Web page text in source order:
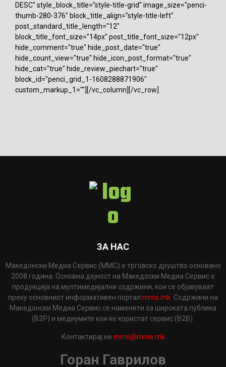
DESC" style_block_title="style-title-grid" image_size="penci-
thumb-280-376" block_title_align="style-title-left"
post_standard_title_length="12"
block_title_font_size="14px" post_title_font_size="12px"
hide_comment="true" hide_post_date="true"
hide_count_view="true" hide_icon_post_format="true"
hide_cat="true" hide_review_piechart="true"
block_id="penci_grid_1-1608288871906"
custom_markup_1=""][/vc_column][/vc_row]
ЗА НАС
Македонски Медиа Сервис (ММС) е трговско друштво основано
2008 година. Основна дејност на Македоски Медиа Сервис е
продукција на мултимедијални содржини, кои се објавуваат
преку основниот информативен портал mms.mk . Содржини на
Македонски Медиа Сервис се наменети за широката публика
(B2P) и медиумите кои ќе користат сервис (B2B).
Контактирај не mms@mms.mk
Горан Гаврилов